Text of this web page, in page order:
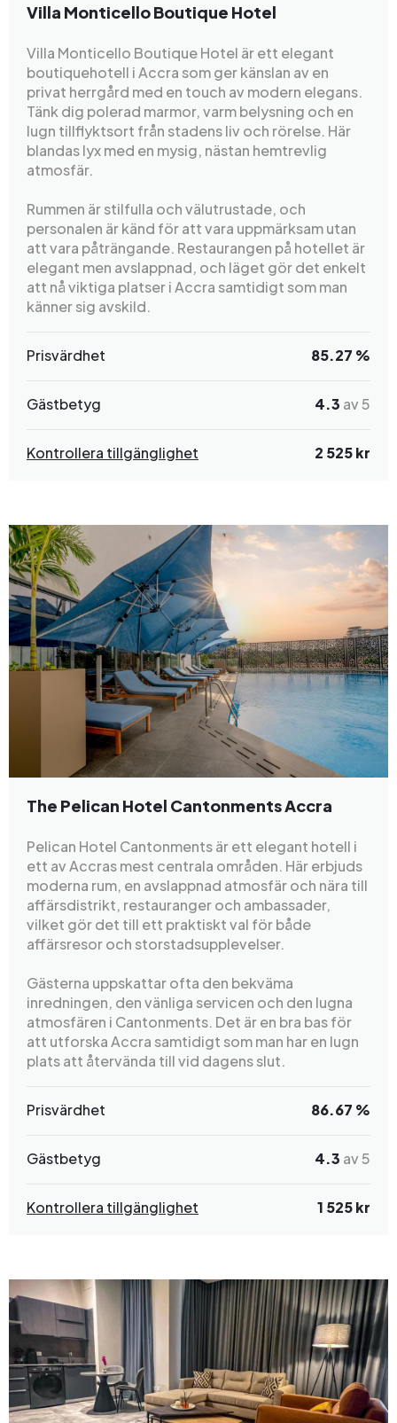
Villa Monticello Boutique Hotel
Villa Monticello Boutique Hotel är ett elegant
boutiquehotell i Accra som ger känslan av en
privat herrgård med en touch av modern elegans.
Tänk dig polerad marmor, varm belysning och en
lugn tillflyktsort från stadens liv och rörelse. Här
blandas lyx med en mysig, nästan hemtrevlig
atmosfär.
Rummen är stilfulla och välutrustade, och
personalen är känd för att vara uppmärksam utan
att vara påträngande. Restaurangen på hotellet är
elegant men avslappnad, och läget gör det enkelt
att nå viktiga platser i Accra samtidigt som man
känner sig avskild.
Prisvärdhet 85.27 %
Gästbetyg 4.3 av 5
Kontrollera tillgänglighet 2 525 kr
The Pelican Hotel Cantonments Accra
Pelican Hotel Cantonments är ett elegant hotell i
ett av Accras mest centrala områden. Här erbjuds
moderna rum, en avslappnad atmosfär och nära till
affärsdistrikt, restauranger och ambassader,
vilket gör det till ett praktiskt val för både
affärsresor och storstadsupplevelser.
Gästerna uppskattar ofta den bekväma
inredningen, den vänliga servicen och den lugna
atmosfären i Cantonments. Det är en bra bas för
att utforska Accra samtidigt som man har en lugn
plats att återvända till vid dagens slut.
Prisvärdhet 86.67 %
Gästbetyg 4.3 av 5
Kontrollera tillgänglighet 1 525 kr